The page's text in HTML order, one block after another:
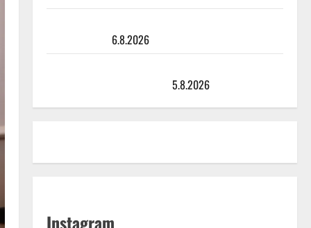
6.8.2026
5.8.2026
Instagram